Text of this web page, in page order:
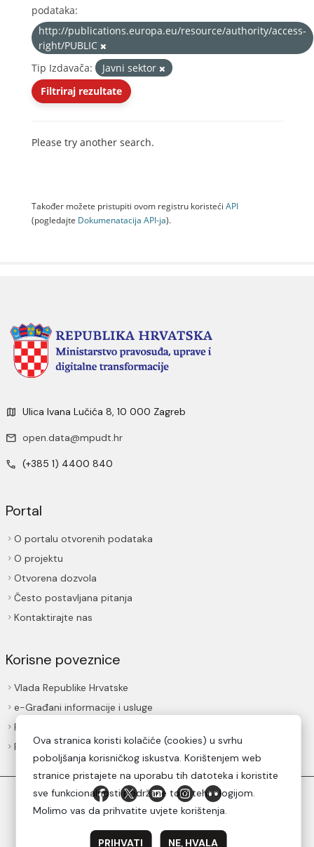
podataka:
http://publications.europa.eu/resource/authority/access-
right/PUBLIC
Tip Izdavača:
Javni sektor
Filtriraj rezultate
Please try another search.
Također možete pristupiti ovom registru koristeći API
(pogledajte Dokumenаtаcijа API-jа).